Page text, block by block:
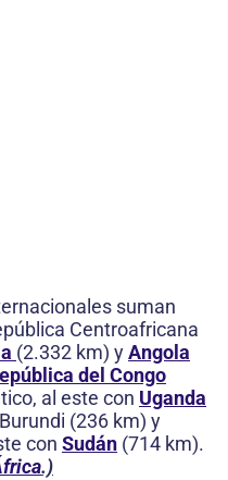
suman
Centroafricana
(2.332 km) yAngola
del Congo
al este con Uganda
(236 km) y
con Sudán (714 km).
.)